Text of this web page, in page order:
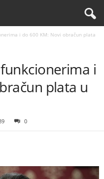
i do 600 KM: Novi obračun plata
i
plata u
0